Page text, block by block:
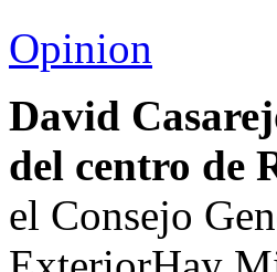
Opinion
David
del centro de
el Consejo